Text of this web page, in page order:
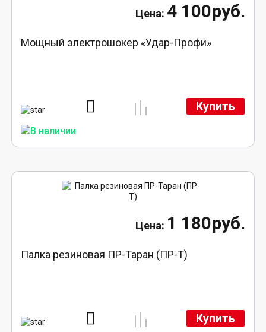
4 100руб.
Мощный электрошокер «Удар-Профи»
Купить
1 180руб.
Палка резиновая ПР-Таран (ПР-Т)
Купить